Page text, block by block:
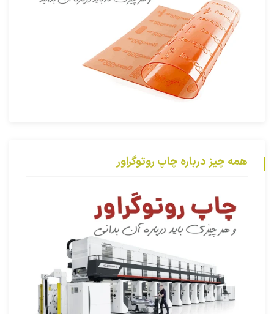
همه چیز درباره چاپ روتوگراور